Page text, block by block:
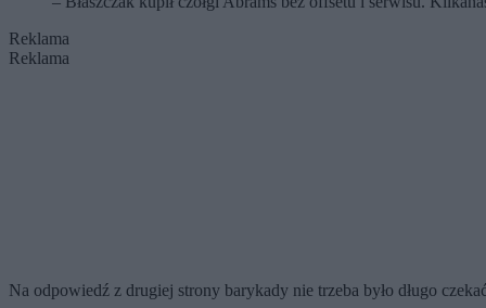
Reklama
Reklama
Na odpowiedź z drugiej strony barykady nie trzeba było długo